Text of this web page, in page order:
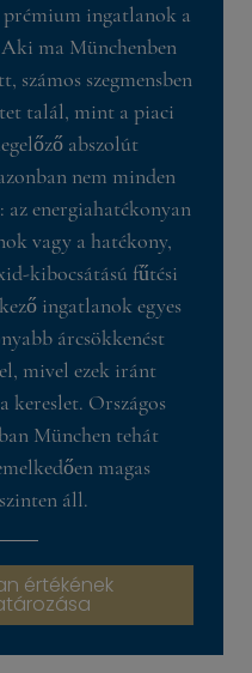
prémium ingatlanok a
ma Münchenben
számos szegmensben
talál, mint a piaci
abszolút
nem minden
az energiahatékonyan
vagy a hatékony,
kibocsátású fűtési
ingatlanok egyes
árcsökkenést
mivel ezek iránt
kereslet. Országos
München tehát
magas
áll.
értékének